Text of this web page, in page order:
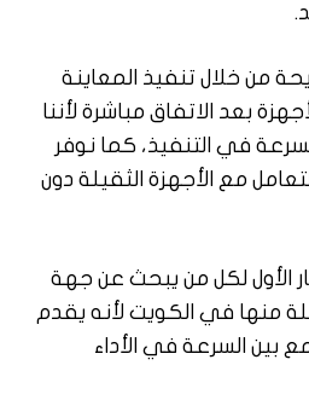
من خلال تنفيذ المعاينة
بعد الاتفاق مباشرة لأننا
في التنفيذ، كما نوفر
مع الأجهزة الثقيلة دون
الأول لكل من يبحث عن جهة
منها في الكويت لأنه يقدم
بين السرعة في الأداء